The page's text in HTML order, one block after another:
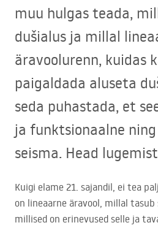
muu hulgas teada,
dušialus ja millal
äravoolurenn, kuidas
paigaldada aluseta
seda puhastada, et
ja funktsionaalne
seisma. Head
Kuigi elame 21. sajandil, ei tea
on lineaarne äravool, millal tasub
millised on erinevused selle ja